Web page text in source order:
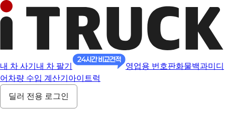
내 차 사기 내 차 팔기 영업용 번호판화물백과미디
어 차량 수입 계산기 아이트럭
딜러 전용 로그인